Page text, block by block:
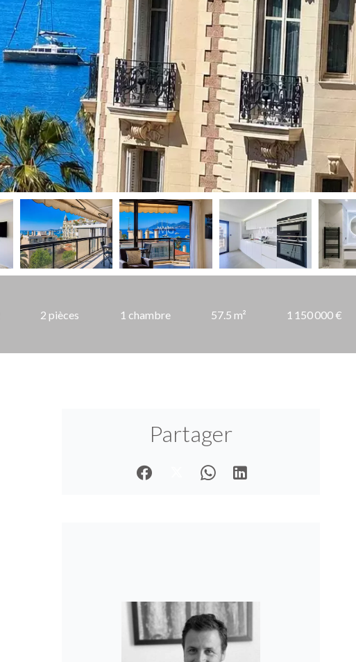
2 pièces 1 chambre 57.5 m² 1 150 000 €
Partager